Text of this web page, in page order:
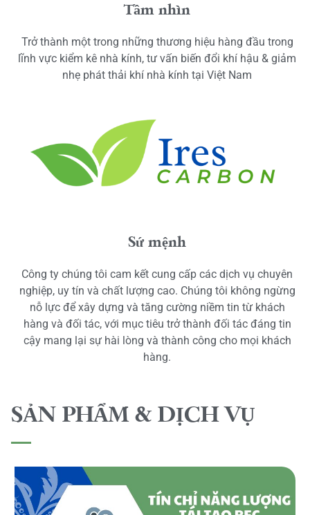
Tầm nhìn
Trở thành một trong những thương hiệu hàng đầu trong
lĩnh vực kiểm kê nhà kính, tư vấn biến đổi khí hậu & giảm
nhẹ phát thải khí nhà kính tại Việt Nam
Sứ mệnh
Công ty chúng tôi cam kết cung cấp các dịch vụ chuyên
nghiệp, uy tín và chất lượng cao. Chúng tôi không ngừng
nỗ lực để xây dựng và tăng cường niềm tin từ khách
hàng và đối tác, với mục tiêu trở thành đối tác đáng tin
cậy mang lại sự hài lòng và thành công cho mọi khách
hàng.
SẢN PHẨM & DỊCH VỤ